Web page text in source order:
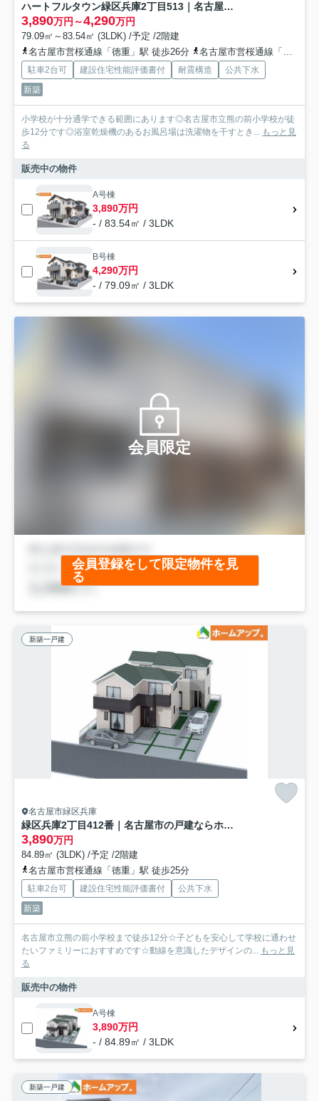
ハートフルタウン緑区兵庫2丁目513｜名古屋市の戸建ならホームアップ
3,890万円～4,290万円
79.09㎡～83.54㎡ (3LDK) /予定 /2階建
名古屋市営桜通線「徳重」駅 徒歩26分
名古屋市営桜通線「徳重」駅 バス14分 名古屋市営「兵庫公園」 停歩3分
駐車2台可 建設住宅性能評価書付 耐震構造
公共下水
新築
小学校が十分通学できる範囲にあります◎名古屋市立熊の前小学校が徒
歩12分です◎浴室乾燥機のあるお風呂場は洗濯物を干すとき... もっと見
る
販売中の物件
A号棟
3,890万円
- / 83.54㎡ / 3LDK
B号棟
4,290万円
- / 79.09㎡ / 3LDK
会員限定
会員登録をして限定物件を見
る
新築一戸建
名古屋市緑区兵庫
緑区兵庫2丁目412番｜名古屋市の戸建ならホームアップ
3,890万円
84.89㎡ (3LDK) /予定 /2階建
名古屋市営桜通線「徳重」駅 徒歩25分
駐車2台可 建設住宅性能評価書付
公共下水
新築
名古屋市立熊の前小学校まで徒歩12分☆子どもを安心して学校に通わせ
たいファミリーにおすすめです☆動線を意識したデザインの... もっと見
る
販売中の物件
A号棟
3,890万円
- / 84.89㎡ / 3LDK
新築一戸建